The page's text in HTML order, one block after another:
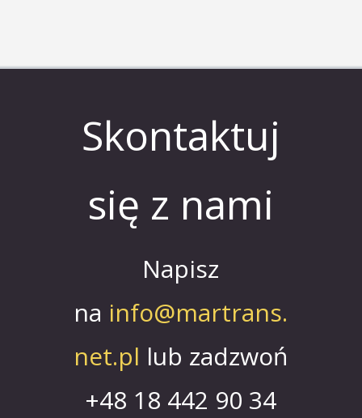
Skontaktuj
się z nami
Napisz
na info@martrans.
net.pl lub zadzwoń
+48 18 442 90 34